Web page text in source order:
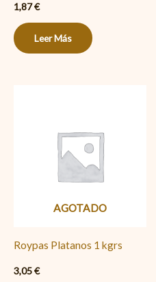
1,87€
Leer Más
AGOTADO
Roypas Platanos 1 kgrs
3,05€